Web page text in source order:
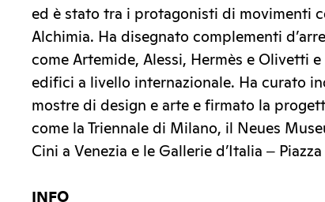
ed è stato tra i protagonisti di movimenti
Alchimia. Ha disegnato complementi
come Artemide, Alessi, Hermès e Olivetti
edifici a livello internazionale. Ha curato
mostre di design e arte e firmato la
come la Triennale di Milano, il Neues
Cini a Venezia e le Gallerie d’Italia ‒
INFO